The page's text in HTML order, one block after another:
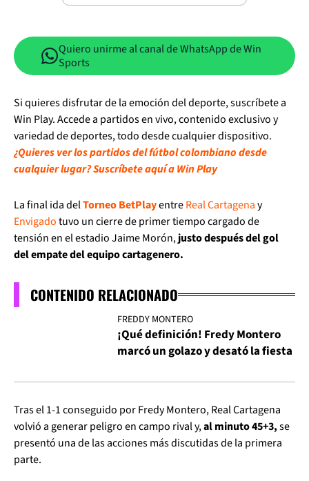
Quiero unirme al canal de WhatsApp de Win
Sports
Si quieres disfrutar de la emoción del deporte, suscríbete a
Win Play. Accede a partidos en vivo, contenido exclusivo y
variedad de deportes, todo desde cualquier dispositivo.
¿Quieres ver los partidos del fútbol colombiano desde
cualquier lugar? Suscríbete aquí a Win Play
La final ida delTorneo BetPlayentreReal Cartagenay
Envigadotuvo un cierre de primer tiempo cargado de
tensión en el estadio Jaime Morón,justo después del gol
del empate del equipo cartagenero.
CONTENIDO RELACIONADO
FREDDY MONTERO
¡Qué definición! Fredy Montero
marcó un golazo y desató la fiesta
Tras el 1-1 conseguido por Fredy Montero, Real Cartagena
volvió a generar peligro en campo rival y,al minuto 45+3,se
presentó una de las acciones más discutidas de la primera
parte.